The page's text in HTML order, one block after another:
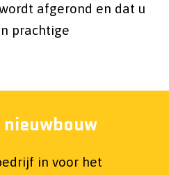
afgerond en dat u
prachtige
nieuwbouw
in voor het